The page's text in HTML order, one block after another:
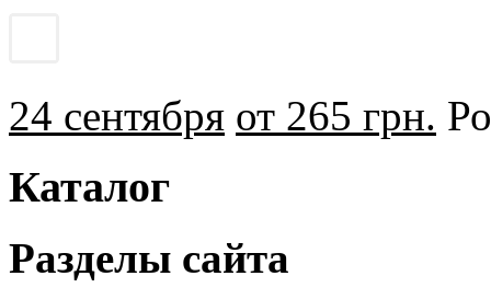
24 сентября от 265 грн.
Каталог
Разделы сайта